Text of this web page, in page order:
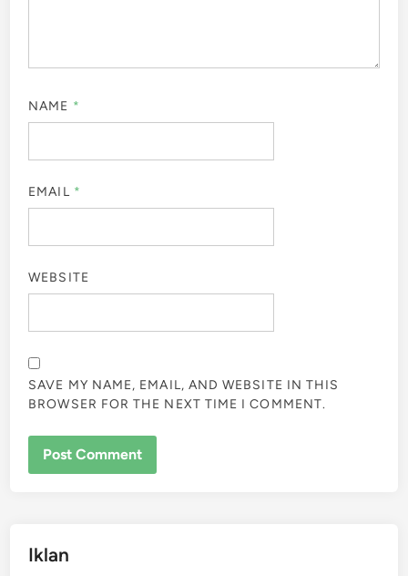
NAME *
EMAIL *
WEBSITE
SAVE MY NAME, EMAIL, AND WEBSITE IN THIS
BROWSER FOR THE NEXT TIME I COMMENT.
Iklan